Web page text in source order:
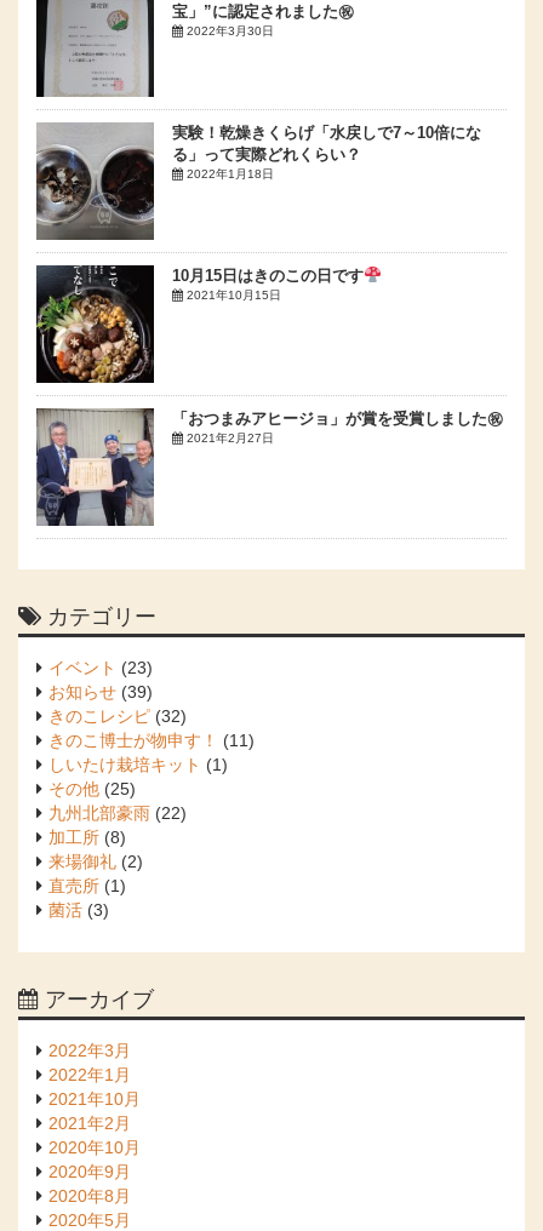
宝」”に認定されました㊗
2022年3月30日
実験！乾燥きくらげ「水戻しで7～10倍にな
る」って実際どれくらい？
2022年1月18日
10月15日はきのこの日です
2021年10月15日
「おつまみアヒージョ」が賞を受賞しました㊗
2021年2月27日
カテゴリー
イベント (23)
お知らせ (39)
きのこレシピ (32)
きのこ博士が物申す！
(11)
しいたけ栽培キット (1)
その他 (25)
九州北部豪雨 (22)
加工所 (8)
来場御礼 (2)
直売所 (1)
菌活 (3)
アーカイブ
2022年3月
2022年1月
2021年10月
2021年2月
2020年10月
2020年9月
2020年8月
2020年5月